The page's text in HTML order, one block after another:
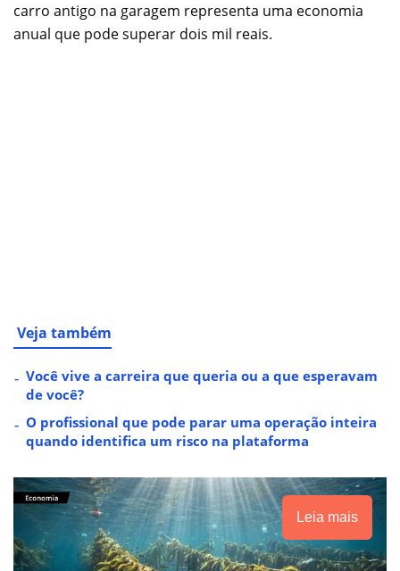
carro antigo na garagem representa uma economia
anual que pode superar dois mil reais.
Veja também
Você vive a carreira que queria ou a que esperavam
de você?
O profissional que pode parar uma operação inteira
quando identifica um risco na plataforma
Leia mais